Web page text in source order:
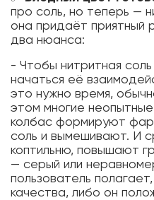
про соль, но теперь —
она придаёт приятный
два нюанса:
- Чтобы нитритная
начаться её
это нужно время,
этом многие
колбас формируют
соль и вымешивают. И
коптильню, повышают
— серый или
пользователь
качества, либо он